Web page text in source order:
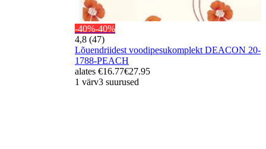
-40%-40%
4,8 (47)
Lõuendriidest voodipesukomplekt DEACON 20-
1788-PEACH
alates €16.77€27.95
1 värv3 suurused